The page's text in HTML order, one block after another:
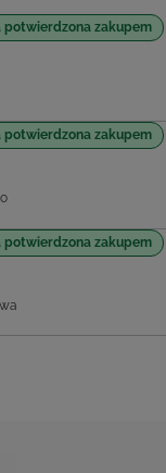
potwierdzona zakupem
potwierdzona zakupem